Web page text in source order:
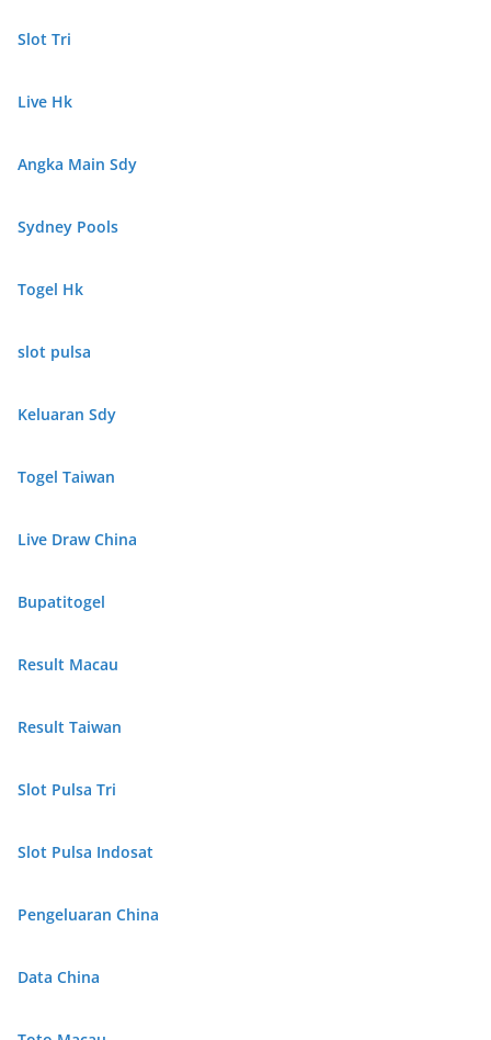
Slot Tri
Live Hk
Angka Main Sdy
Sydney Pools
Togel Hk
slot pulsa
Keluaran Sdy
Togel Taiwan
Live Draw China
Bupatitogel
Result Macau
Result Taiwan
Slot Pulsa Tri
Slot Pulsa Indosat
Pengeluaran China
Data China